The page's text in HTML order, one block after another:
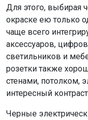
Для этого, выбирая
окраске ею только
чаще всего
аксессуаров,
светильников и
розетки также
стенами, потолком,
интересный
Черные